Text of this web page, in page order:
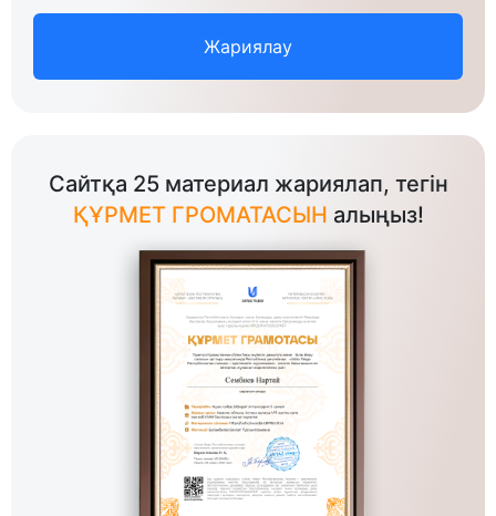
Жариялау
Сайтқа 25 материал жариялап, тегін
ҚҰРМЕТ ГРОМАТАСЫН алыңыз!